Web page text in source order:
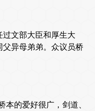
文部大臣和厚生大
异母弟弟。众议员桥
本的爱好很广，剑道、